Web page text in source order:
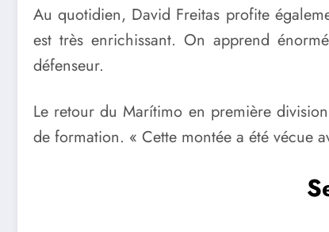
Au quotidien, David Freitas profite
est très enrichissant. On apprend
défenseur.
Le retour du Marítimo en première
de formation. « Cette montée a été vécue